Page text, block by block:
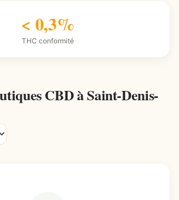
< 0,3%
THC conformité
CBD à Saint-Denis-